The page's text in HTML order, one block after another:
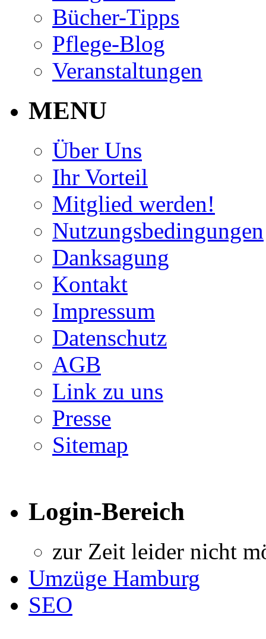
Bücher-Tipps
Pflege-Blog
Veranstaltungen
MENU
Über Uns
Ihr Vorteil
Mitglied werden!
Nutzungsbedingungen
Danksagung
Kontakt
Impressum
Datenschutz
AGB
Link zu uns
Presse
Sitemap
Login-Bereich
zur Zeit leider nicht
Umzüge Hamburg
SEO